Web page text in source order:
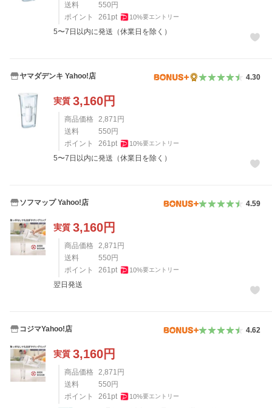
送料
550 円
ポイント
261pt 10%要エントリー
5〜7日以内に発送（休業日を除く）
ヤマダデンキ Yahoo!店 4.30
実質 3,160円
商品価格 2,871 円
送料
550 円
ポイント
261pt 10%要エントリー
5〜7日以内に発送（休業日を除く）
ソフマップ Yahoo!店 4.59
実質 3,160円
商品価格 2,871 円
送料
550 円
ポイント
261pt 10%要エントリー
翌日発送
コジマYahoo!店 4.62
実質 3,160円
商品価格 2,871 円
送料
550 円
ポイント
261pt 10%要エントリー